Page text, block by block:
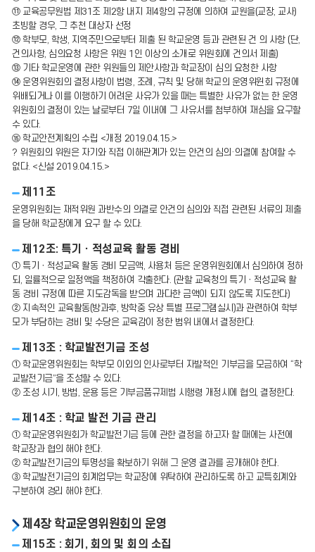
⑪ 교육공무원법 제31조 제2항 내지 제4항의 규정에 의하여 교원을(교장, 교사)
초빙할 경우, 그 추천 대상자 선정
⑫ 학부모, 학생, 지역주민으로부터 제출 된 학교운영 등과 관련된 건 의 사항 (단,
건의사항, 심의요청 사항은 위원 1인 이상의 소개로 위원회에 건의서 제출)
⑬ 기타 학교운영에 관한 위원들의 제안사항과 학교장이 심의 요청한 사항
⑭ 운영위원회의 결정사항이 법령, 조례, 규칙 및 당해 학교의 운영위윈회 규정에
위배되거나 이를 이행하기 어려운 사유가 있을 때는 특별한 사유가 없는 한 운영
위원회의 결정이 있는 날로부터 7일 이내에 그 사유서를 첨부하여 재심을 요구할
수 있다.
⑮ 학교안전계획의 수립 <개정 2019.04.15.>
? 위원회의 위원은 자기와 직접 이해관계가 있는 안건의 심의·의결에 참여할 수
없다. <신설 2019.04.15.>
제11조
운영위원회는 재적위원 과반수의 의결로 안건의 심의와 직접 관련된 서류의 제출
을 당해 학교장에게 요구 할 수 있다.
제12조: 특기ㆍ적성교육 활동 경비
① 특기ㆍ적성교육 활동 경비 모금액, 사용처 등은 운영위원회에서 심의하여 정하
되, 일률적으로 일정액을 책정하여 각출한다. (관할 교육청의 특기ㆍ적성교육 활
동 경비 규정에 따른 지도감독을 받으며 과다한 금액이 되지 않도록 지도한다)
② 지속적인 교육활동(방과후, 방학중 유상 특별 프로그램실시)과 관련하여 학부
모가 부담하는 경비 및 수당은 교육감이 정한 범위 내에서 결정한다.
제13조 : 학교발전기금 조성
① 학교운영위원회는 학부모 이외의 인사로부터 자발적인 기부금을 모금하여 “학
교발전기금”을 조성할 수 있다.
② 조성 시기, 방법, 운용 등은 기부금품규제법 시행령 개정시에 협의, 결정한다.
제14조 : 학교 발전 기금 관리
① 학교운영위원회가 학교발전기금 등에 관한 결정을 하고자 할 때에는 사전에
학교장과 협의 해야 한다.
② 학교발전기금의 투명성을 확보하기 위해 그 운영 결과를 공개해야 한다.
③ 학교발전기금의 회계업무는 학교장에 위탁하여 관리하도록 하고 교특회계와
구분하여 경리 해야 한다.
제4장 학교운영위원회의 운영
제15조 : 회기, 회의 및 회의 소집